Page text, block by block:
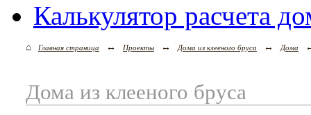
Калькулятор расчета
⌂ Главная страница ↔ Проекты ↔ Дома из клееного бруса ↔ Дома
Дома из клееного бруса